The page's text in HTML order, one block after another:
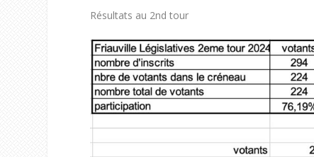
Résultats au 2nd tour